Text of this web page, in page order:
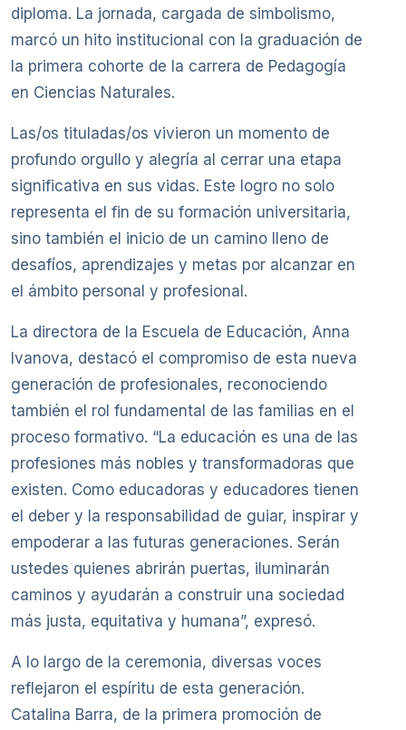
diploma. La jornada, cargada de simbolismo,
marcó un hito institucional con la graduación de
la primera cohorte de la carrera de Pedagogía
en Ciencias Naturales.
Las/os tituladas/os vivieron un momento de
profundo orgullo y alegría al cerrar una etapa
significativa en sus vidas. Este logro no solo
representa el fin de su formación universitaria,
sino también el inicio de un camino lleno de
desafíos, aprendizajes y metas por alcanzar en
el ámbito personal y profesional.
La directora de la Escuela de Educación, Anna
Ivanova, destacó el compromiso de esta nueva
generación de profesionales, reconociendo
también el rol fundamental de las familias en el
proceso formativo. “La educación es una de las
profesiones más nobles y transformadoras que
existen. Como educadoras y educadores tienen
el deber y la responsabilidad de guiar, inspirar y
empoderar a las futuras generaciones. Serán
ustedes quienes abrirán puertas, iluminarán
caminos y ayudarán a construir una sociedad
más justa, equitativa y humana”, expresó.
A lo largo de la ceremonia, diversas voces
reflejaron el espíritu de esta generación.
Catalina Barra, de la primera promoción de